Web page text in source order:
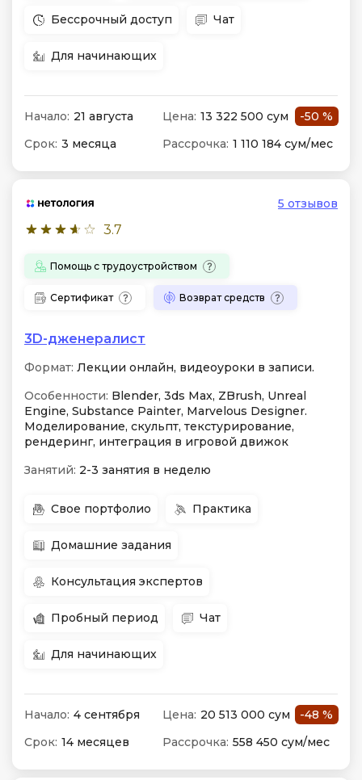
Бессрочный доступ Чат
Для начинающих
Начало: 21 августа Цена: 13 322 500 сум
-50 %
Срок: 3 месяца Рассрочка: 1 110 184 сум/мес
3.7
5 отзывов
Помощь с трудоустройством
Сертификат Возврат средств
3D-дженералист
Формат: Лекции онлайн, видеоуроки в записи.
Особенности: Blender, 3ds Max, ZBrush, Unreal
Engine, Substance Painter, Marvelous Designer.
Моделирование, скульпт, текстурирование,
рендеринг, интеграция в игровой движок
Занятий: 2-3 занятия в неделю
Свое портфолио Практика
Домашние задания
Консультация экспертов
Пробный период Чат
Для начинающих
Начало: 4 сентября Цена: 20 513 000 сум
-48 %
Срок: 14 месяцев Рассрочка: 558 450 сум/мес